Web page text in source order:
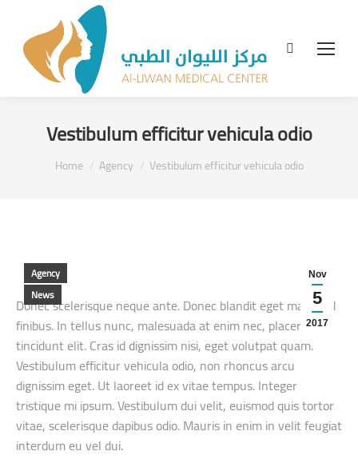
Search:
Vestibulum efficitur vehicula odio
You are here:
Home Agency Vestibulum efficitur vehicula odio
Nov
5
2017
Agency
News
Donec scelerisque neque ante. Donec blandit eget magna id
finibus. In tellus nunc, malesuada at enim nec, placerat
tincidunt elit. Cras id dignissim nisi, eget volutpat quam.
Vestibulum efficitur vehicula odio, non rhoncus arcu
dignissim eget. Ut laoreet id ex vitae tempus. Integer
tristique mi ipsum. Vestibulum dui velit, euismod quis tortor
vitae, scelerisque dapibus odio. Mauris in enim in velit feugiat
interdum eu vel dui.